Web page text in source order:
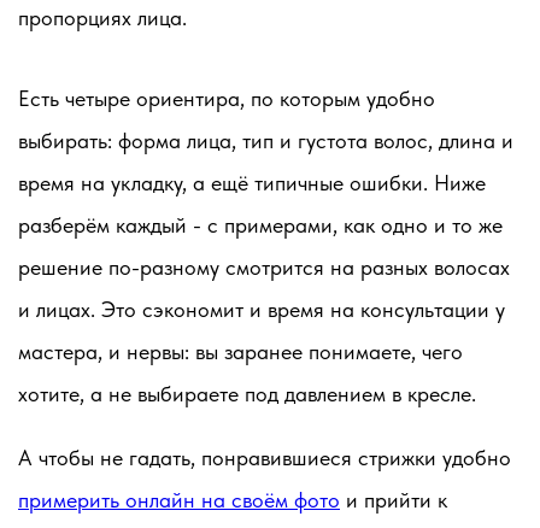
пропорциях лица.
Есть четыре ориентира, по которым удобно
выбирать: форма лица, тип и густота волос, длина и
время на укладку, а ещё типичные ошибки. Ниже
разберём каждый - с примерами, как одно и то же
решение по-разному смотрится на разных волосах
и лицах. Это сэкономит и время на консультации у
мастера, и нервы: вы заранее понимаете, чего
хотите, а не выбираете под давлением в кресле.
А чтобы не гадать, понравившиеся стрижки удобно
примерить онлайн на своём фото и прийти к